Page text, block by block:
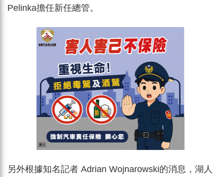
Pelinka擔任新任總管。
另外根據知名記者 Adrian Wojnarowski的消息，湖人